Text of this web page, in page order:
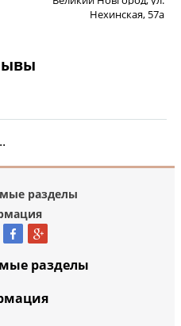
Нехинская, 57а
разделы
разделы